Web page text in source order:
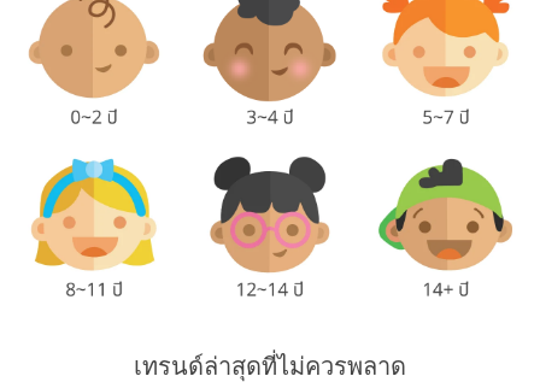
เทรนด์ล่าสุดที่ไม่ควรพลาด